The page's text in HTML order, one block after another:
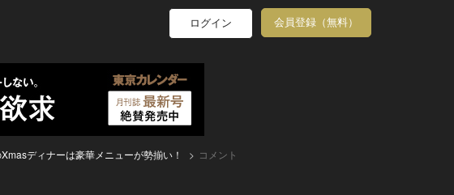
ログイン 会員登録（無料）
ディナーは豪華メニューが勢揃い！ コメント